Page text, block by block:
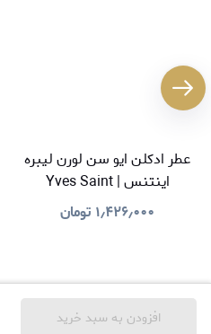
افزودن به سبد خرید
عطر ادکلن ایو سن لورن لیبره
اینتنس | Yves Saint
Laurent Libre Intense
۱٫۴۲۶٫۰۰۰ تومان